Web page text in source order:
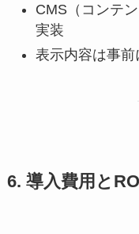
CMS（コンテ
実装
表示内容は事
6. 導入費用と